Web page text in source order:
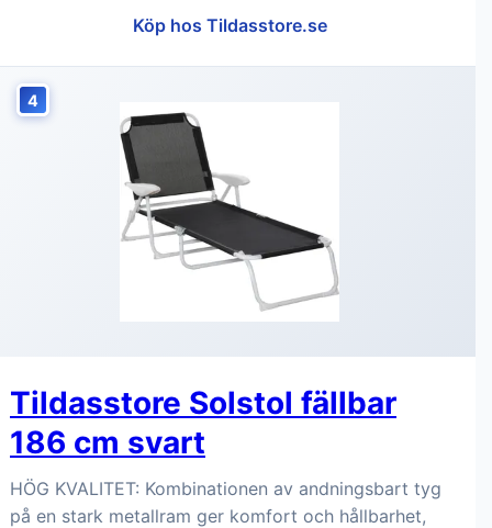
Köp hos Tildasstore.se
4
Tildasstore Solstol fällbar
186 cm svart
HÖG KVALITET: Kombinationen av andningsbart tyg
på en stark metallram ger komfort och hållbarhet,